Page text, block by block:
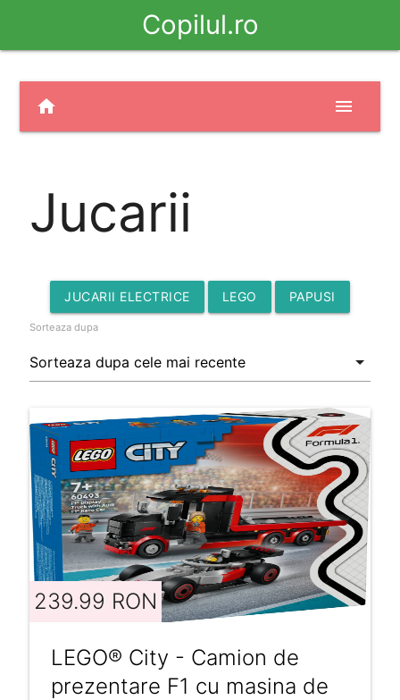
Copilul.ro
home menu
Jucarii
JUCARII ELECTRICE LEGO PAPUSI
Sorteaza dupa
239.99 RON
LEGO® City - Camion de
prezentare F1 cu masina de